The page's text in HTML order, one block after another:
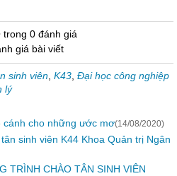
0 đánh giá
giá bài viết
sinh viên K43 Đại học công nghiệp
lý
cánh cho những ước mơ(14/08/2020)
sinh viên K44 Khoa Quản trị Ngân
TRÌNH CHÀO TÂN SINH VIÊN